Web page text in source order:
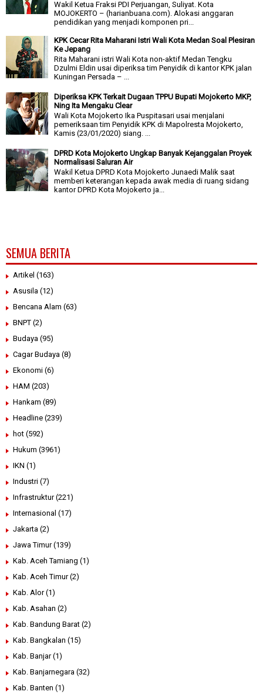
Wakil Ketua Fraksi PDI Perjuangan, Suliyat. Kota
MOJOKERTO – (harianbuana.com). Alokasi anggaran
pendidikan yang menjadi komponen pri...
KPK Cecar Rita Maharani Istri Wali Kota Medan Soal Plesiran
Ke Jepang
Rita Maharani istri Wali Kota non-aktif Medan Tengku
Dzulmi Eldin usai diperiksa tim Penyidik di kantor KPK jalan
Kuningan Persada – ...
Diperiksa KPK Terkait Dugaan TPPU Bupati Mojokerto MKP,
Ning Ita Mengaku Clear
Wali Kota Mojokerto Ika Puspitasari usai menjalani
pemeriksaan tim Penyidik KPK di Mapolresta Mojokerto,
Kamis (23/01/2020) siang. ...
DPRD Kota Mojokerto Ungkap Banyak Kejanggalan Proyek
Normalisasi Saluran Air
Wakil Ketua DPRD Kota Mojokerto Junaedi Malik saat
memberi keterangan kepada awak media di ruang sidang
kantor DPRD Kota Mojokerto ja...
SEMUA BERITA
Artikel (163)
Asusila (12)
Bencana Alam (63)
BNPT (2)
Budaya (95)
Cagar Budaya (8)
Ekonomi (6)
HAM (203)
Hankam (89)
Headline (239)
hot (592)
Hukum (3961)
IKN (1)
Industri (7)
Infrastruktur (221)
Internasional (17)
Jakarta (2)
Jawa Timur (139)
Kab. Aceh Tamiang (1)
Kab. Aceh Timur (2)
Kab. Alor (1)
Kab. Asahan (2)
Kab. Bandung Barat (2)
Kab. Bangkalan (15)
Kab. Banjar (1)
Kab. Banjarnegara (32)
Kab. Banten (1)